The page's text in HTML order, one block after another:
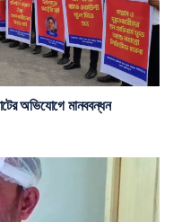
অভিযোগে মানববন্ধন